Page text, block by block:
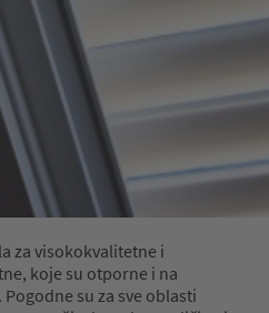
za visokokvalitetne i
koje su otporne i na
su za sve oblasti